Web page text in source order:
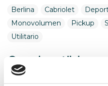
Berlina Cabriolet
Monovolumen
Pickup
Utilitario
Combustible
Encuentra tu